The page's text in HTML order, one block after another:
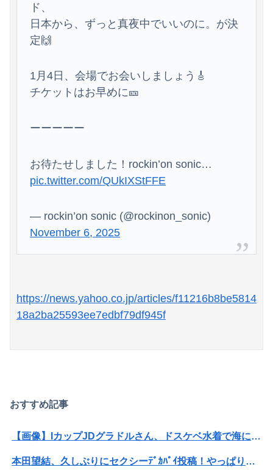
ド、
日本から、ずっと真夜中でいいのに。が決
定🙌
1⽉4⽇、会場でお会いしましょう🎸
チケットはお早めに🎫
ーーーーー
お待たせしました！rockin’on sonic…
pic.twitter.com/QUkIXStFFE
— rockin’on sonic (@rockinon_sonic)
November 6, 2025
https://news.yahoo.co.jp/articles/f11216b8be5814
18a2ba25593ee7edbf79df945f
おすすめ記事
【画像】IカップJDグラドルさん、ドスケベ水着で海に出没してしまうwwwwwww麻倉瑞季、プライベートのビキニ姿がセクシーすぎて万バズ！！！
本田望結、久しぶりにセクシーﾃﾞｶﾊﾟｲ投稿！やっぱりお◯ぱいでかかった！（画像あり）